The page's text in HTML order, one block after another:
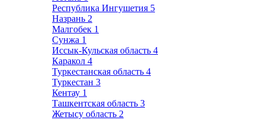
Республика Ингушетия 5
Назрань 2
Малгобек 1
Сунжа 1
Иссык-Кульская область 4
Каракол 4
Туркестанская область 4
Туркестан 3
Кентау 1
Ташкентская область 3
Жетысу область 2